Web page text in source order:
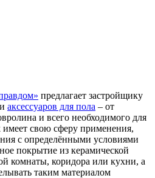
предлагает застройщику
аксессуаров для пола – от
и всего необходимого для
свою сферу применения,
с определёнными условиями
покрытие из керамической
комнаты, коридора или кухни, а
таким материалом